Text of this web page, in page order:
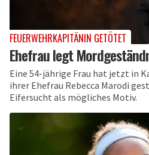
FEUERWEHRKAPITÄNIN GETÖTET
Ehefrau legt
Eine 54-jährige Frau hat jetzt in
ihrer Ehefrau Rebecca Marodi
Eifersucht als mögliches Motiv.